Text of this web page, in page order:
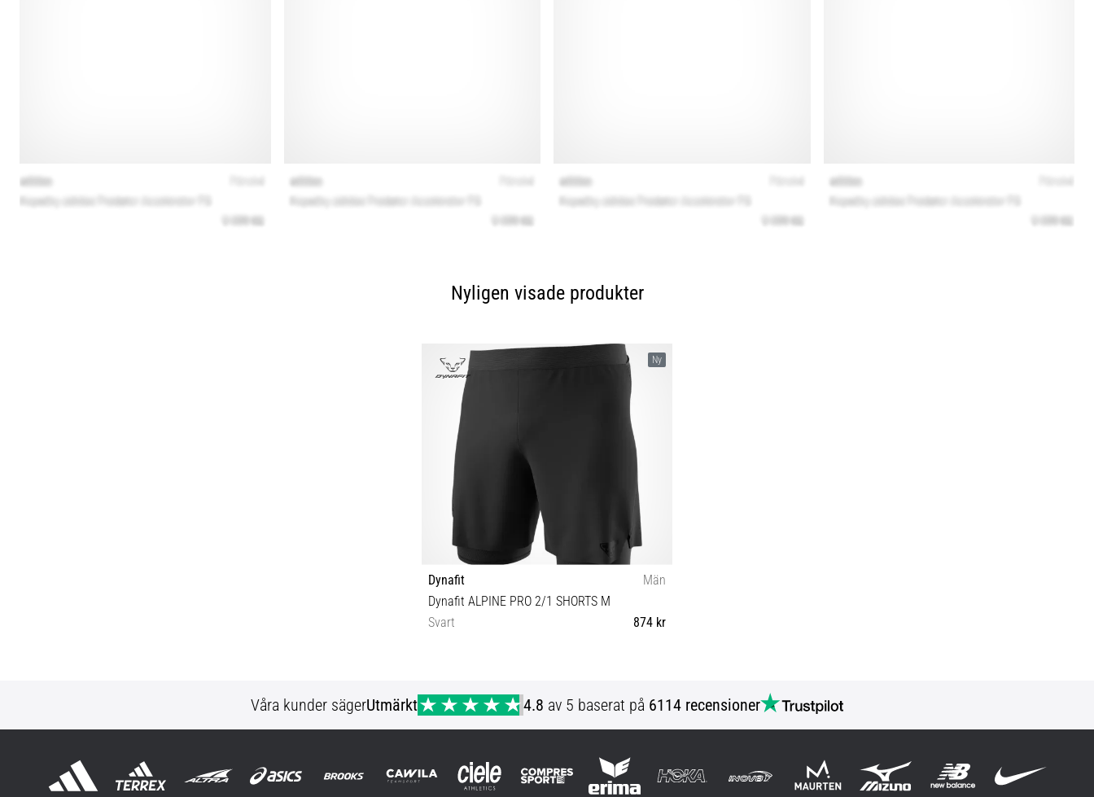
Nyligen visade produkter
Ny
Dynafit
Män
Dynafit ALPINE PRO 2/1 SHORTS M
Svart
874 kr
Våra kunder sägerUtmärkt 4.8 av 5 baserat på 6114 recensioner